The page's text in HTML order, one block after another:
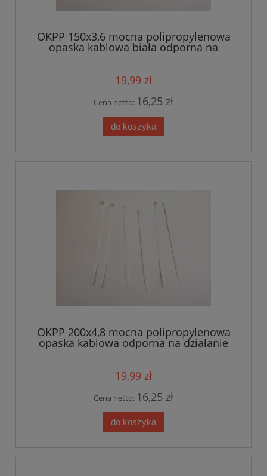
OKPP 150x3,6 mocna polipropylenowa
opaska kablowa biała odporna na
działanie subst. chemicznych 150x3,6
19,99 zł
Cena netto: 16,25 zł
do koszyka
OKPP 200x4,8 mocna polipropylenowa
opaska kablowa odporna na działanie
subst. chemicznych biała op.100szt
19,99 zł
Cena netto: 16,25 zł
do koszyka